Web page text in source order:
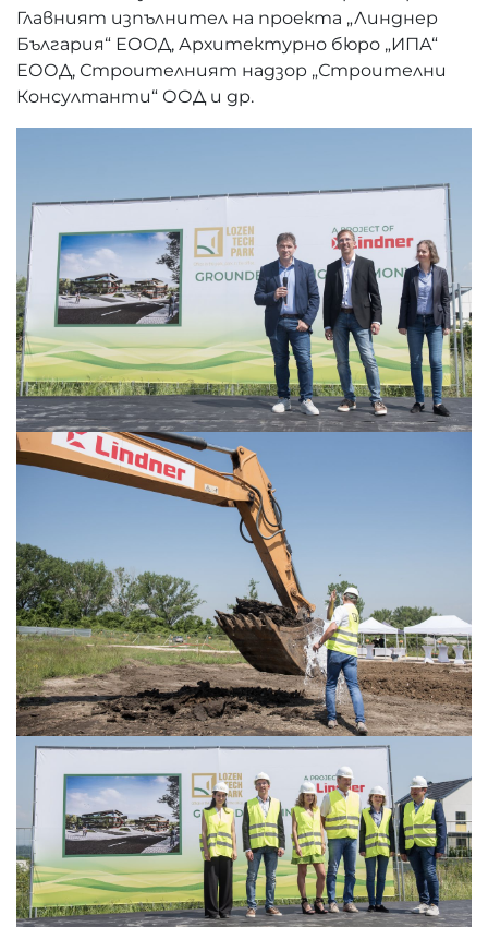
Главният изпълнител на проекта „Линднер
България“ ЕООД, Архитектурно бюро „ИПА“
ЕООД, Строителният надзор „Строителни
Консултанти“ ООД и др.